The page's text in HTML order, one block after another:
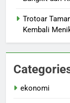
Trotoar
Kembali
ekonomi